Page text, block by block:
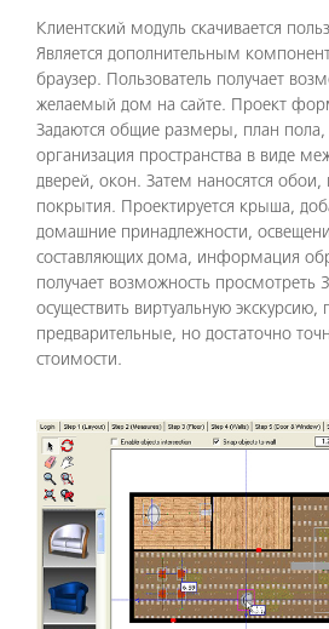
Клиентский модуль скачивается
Является дополнительным
браузер. Пользователь получает
желаемый дом на сайте. Проект
Задаются общие размеры, план пола,
организация пространства в виде
дверей, окон. Затем наносятся
покрытия. Проектируется крыша,
домашние принадлежности,
составляющих дома, информация
получает возможность просмотреть
осуществить виртуальную экскурсию,
предварительные, но достаточно
стоимости.